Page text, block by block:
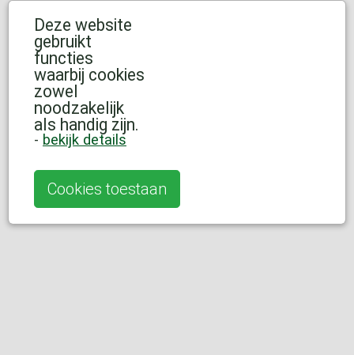
Deze website
gebruikt
functies
waarbij cookies
zowel
noodzakelijk
als handig zijn.
- bekijk details
Cookies toestaan